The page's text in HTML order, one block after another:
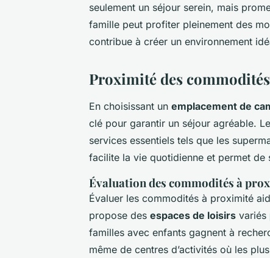
seulement un séjour serein, mais
famille peut profiter pleinement des
contribue à créer un environnement
Proximité des
En choisissant un emplacement de
clé pour garantir un séjour agréable.
services essentiels tels que les
facilite la vie quotidienne et permet de
Évaluation des commodités à
Évaluer les commodités à proximité
propose des espaces de loisirs variés
familles avec enfants gagnent à
même de centres d’activités où les